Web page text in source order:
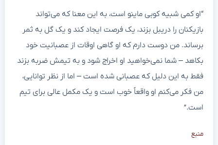
“او کمی شبیه کوبی ماینو است، به این معنا که می‌تواند
بازیکنان را دریبل بزند، یک فرصت ایجاد کند و یک گل به ثمر
برساند. من دوست دارم که او گاهی اوقات از عصبانیت خود
بکاهد – شما نمی‌خواهید او اخراج شود و به تیمش ضربه بزند
فقط به این دلیل که عصبانی شده است – اما از نظر توانایی،
من فکر می‌کنم او واقعاً خوب است و یک مکمل عالی برای تیم
است.”
منبع